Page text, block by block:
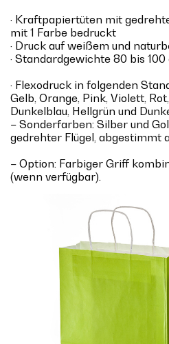
· Kraftpapiertüten mit
mit 1 Farbe bedruckt
· Druck auf weißem und
· Standardgewichte 80 bis
· Flexodruck in folgenden
Gelb, Orange, Pink, Violett,
Dunkelblau, Hellgrün und
– Sonderfarben: Silber und
gedrehter Flügel, abgestimmt
– Option: Farbiger Griff
(wenn verfügbar).